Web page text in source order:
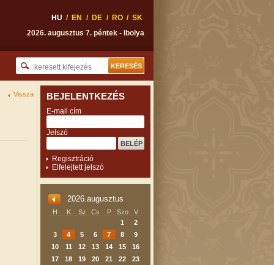
HU / EN / DE / RO / SK
2026. augusztus 7. péntek - Ibolya
Vissza BEJELENTKEZÉS
E-mail cím
Jelszó
Regisztráció
Elfelejtett jelszó
2026.augusztus
H K Sz Cs P Szo
V
1
2
3
4 5 6 7 8
9
10
11 12 13 14 15
16
17
18 19 20 21 22
23